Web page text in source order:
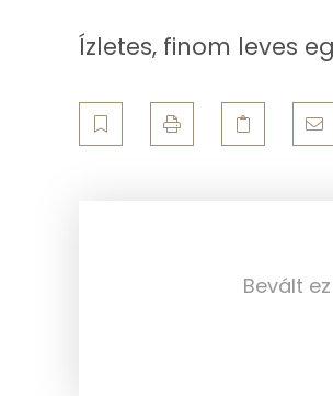
Többszörösen
Ízletes, finom leves
Bevált